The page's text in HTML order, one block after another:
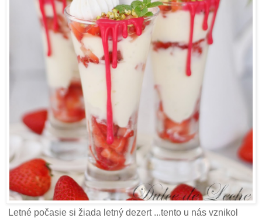
Letné počasie si žiada letný dezert ...tento u nás vznikol